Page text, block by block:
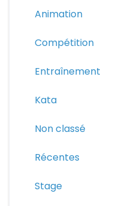
Animation
Compétition
Entraînement
Kata
Non classé
Récentes
Stage